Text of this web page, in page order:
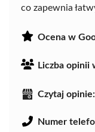
co zapewnia
Ocena w
Liczba opinii
Czytaj opinie:
Numer